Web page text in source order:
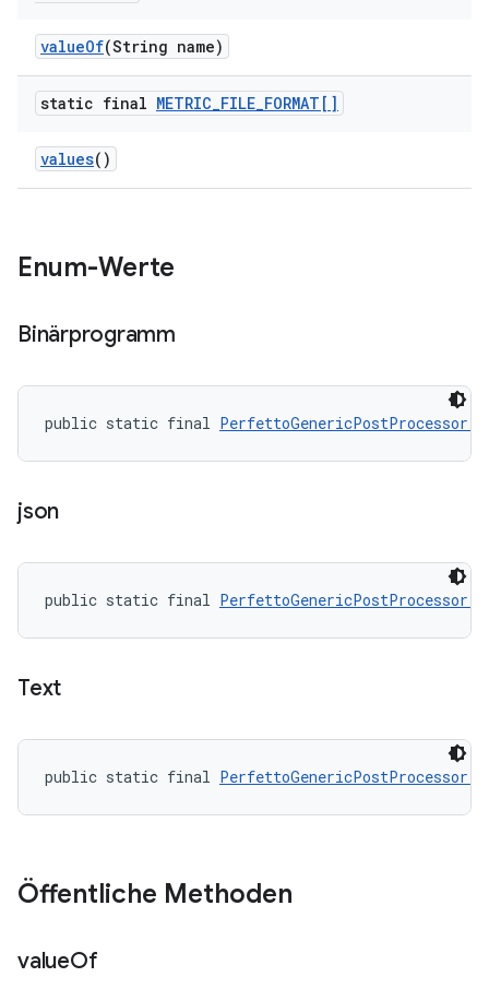
valueOf(String name)
static final METRIC_FILE_FORMAT[]
values()
Enum-Werte
Binärprogramm
public static final
json
public static final
Text
public static final
Öffentliche Methoden
valueOf